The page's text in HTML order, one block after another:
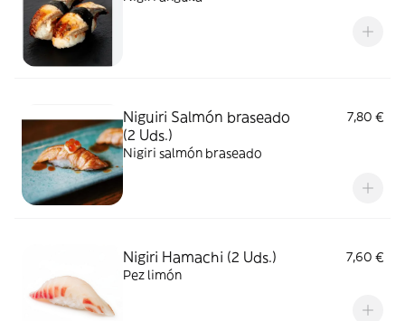
Niguiri Salmón braseado
(2 Uds.)
7,80 €
Nigiri salmón braseado
Nigiri Hamachi (2 Uds.)
7,60 €
Pez limón